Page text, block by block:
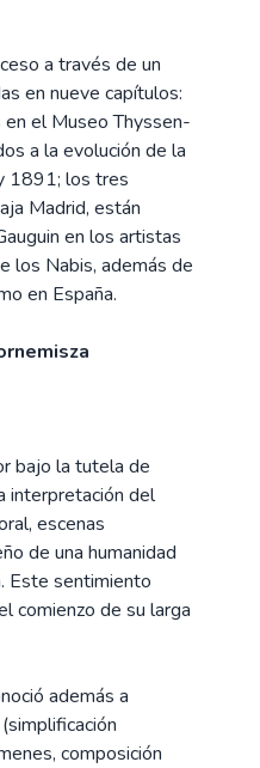
a través de un
en nueve capítulos:
el Museo Thyssen-
a la evolución de la
1891; los tres
Madrid, están
en los artistas
los Nabis, además de
en España.
bajo la tutela de
interpretación del
escenas
de una humanidad
Este sentimiento
comienzo de su larga
además a
composición